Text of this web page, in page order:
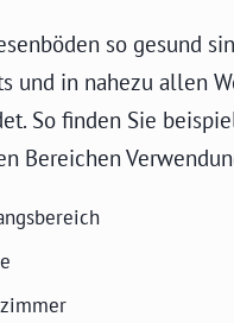
so gesund
und in nahezu allen
So finden Sie
Bereichen